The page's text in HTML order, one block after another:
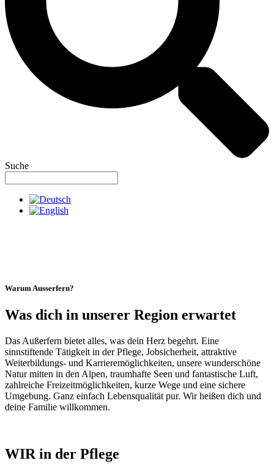
Suche
Warum Ausserfern?
Was dich in unserer Region erwartet
Das Außerfern bietet alles, was dein Herz begehrt. Eine
sinnstiftende Tätigkeit in der Pflege, Jobsicherheit, attraktive
Weiterbildungs- und Karrieremöglichkeiten, unsere wunderschöne
Natur mitten in den Alpen, traumhafte Seen und fantastische Luft,
zahlreiche Freizeitmöglichkeiten, kurze Wege und eine sichere
Umgebung. Ganz einfach Lebensqualität pur. Wir heißen dich und
deine Familie willkommen.
WIR in der Pflege